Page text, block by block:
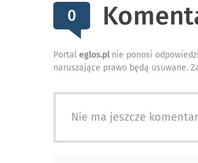
0
Portal eglos.pl nie ponosi
naruszające prawo będą usuwane.
Nie ma jeszcze